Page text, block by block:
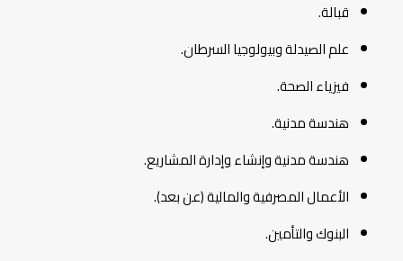
قبالة.
علم الصيدلة وبيولوجيا السرطان.
فيزياء الصحة.
هندسة مدنية.
هندسة مدنية وإنشاء وإدارة المشاريع.
الأعمال المصرفية والمالية (عن بعد).
البنوك والتأمين.